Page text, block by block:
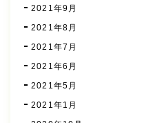
2021年9月
2021年8月
2021年7月
2021年6月
2021年5月
2021年1月